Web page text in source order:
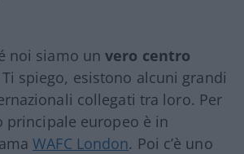
noi siamo unvero centro
spiego, esistono alcuni grandi
collegati tra loro. Per
principale europeo è in
WAFC London. Poi c’è uno